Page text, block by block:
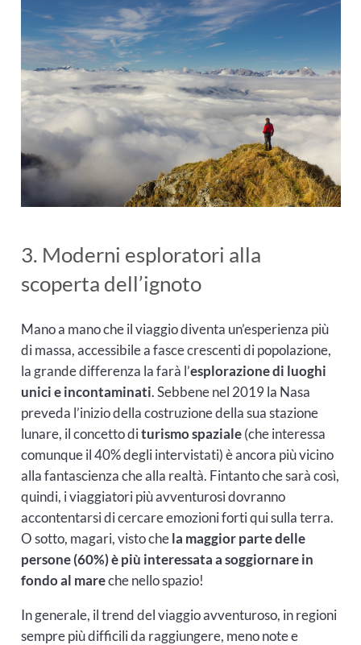
3. Moderni esploratori alla
scoperta dell’ignoto
Mano a mano che il viaggio diventa un’esperienza più
di massa, accessibile a fasce crescenti di popolazione,
la grande differenza la farà l’esplorazione di luoghi
unici e incontaminati. Sebbene nel 2019 la Nasa
preveda l’inizio della costruzione della sua stazione
lunare, il concetto diturismo spaziale(che interessa
comunque il 40% degli intervistati) è ancora più vicino
alla fantascienza che alla realtà. Fintanto che sarà così,
quindi, i viaggiatori più avventurosi dovranno
accontentarsi di cercare emozioni forti qui sulla terra.
O sotto, magari, visto chela maggior parte delle
persone (60%) è più interessata a soggiornare in
fondo al mareche nello spazio!
In generale, il trend del viaggio avventuroso, in regioni
sempre più difficili da raggiungere, meno note e